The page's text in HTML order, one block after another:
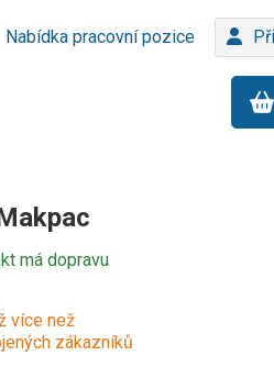
Nabídka pracovní pozice
má dopravu
více než
zákazníků